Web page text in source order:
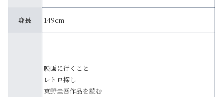
身長 149cm
映画に行くこと
レトロ探し
東野圭吾作品を読む